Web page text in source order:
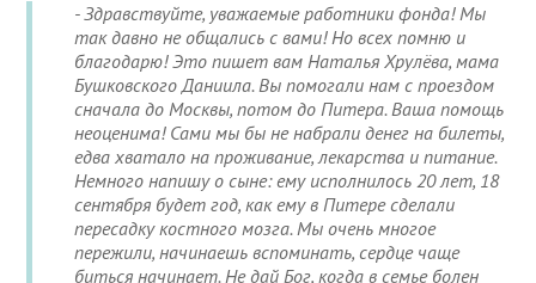
- Здравствуйте, уважаемые работники фонда! Мы
так давно не общались с вами! Но всех помню и
благодарю! Это пишет вам Наталья Хрулёва, мама
Бушковского Даниила. Вы помогали нам с проездом
сначала до Москвы, потом до Питера. Ваша помощь
неоценима! Сами мы бы не набрали денег на билеты,
едва хватало на проживание, лекарства и питание.
Немного напишу о сыне: ему исполнилось 20 лет, 18
сентября будет год, как ему в Питере сделали
пересадку костного мозга. Мы очень многое
пережили, начинаешь вспоминать, сердце чаще
биться начинает. Не дай Бог, когда в семье болен